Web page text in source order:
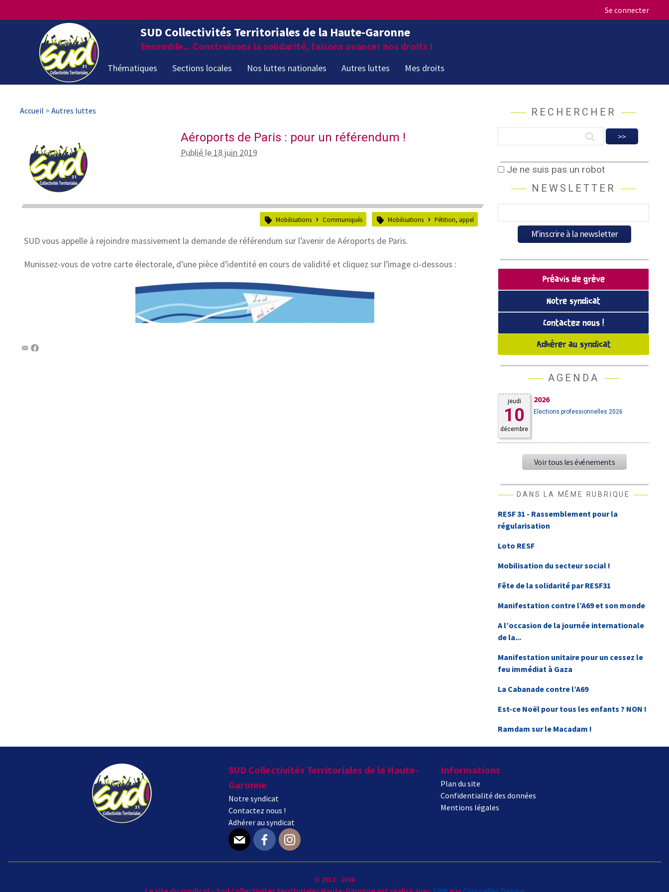
Se connecter
SUD Collectivités Territoriales de la Haute-Garonne
Ensemble... Construisons la solidarité, faisons avancer nos droits !
Thématiques Sections locales Nos luttes nationales Autres luttes Mes droits
Accueil > Autres luttes
Aéroports de Paris : pour un référendum !
Publié le 18 juin 2019
Mobilisations Communiqués Mobilisations Pétition, appel
SUD vous appelle à rejoindre massivement la demande de référendum sur l’avenir de Aéroports de Paris.
Munissez-vous de votre carte électorale, d’une pièce d’identité en cours de validité et cliquez sur l’image ci-dessous :
RECHERCHER
Je ne suis pas un robot
NEWSLETTER
Préavis de grève
Notre syndicat
Contactez nous !
Adhérer au syndicat
AGENDA
jeudi
10
décembre
2026
Elections professionnelles 2026
Voir tous les événements
DANS LA MÊME RUBRIQUE
RESF 31 - Rassemblement pour la
régularisation
Loto RESF
Mobilisation du secteur social !
Fête de la solidarité par RESF31
Manifestation contre l’A69 et son monde
A l’occasion de la journée internationale
de la...
Manifestation unitaire pour un cessez le
feu immédiat à Gaza
La Cabanade contre l’A69
Est-ce Noël pour tous les enfants ? NON !
Ramdam sur le Macadam !
SUD Collectivités Territoriales de la Haute-
Garonne
Notre syndicat
Contactez nous !
Adhérer au syndicat
Informations
Plan du site
Confidentialité des données
Mentions légales
© 2012 - 2026